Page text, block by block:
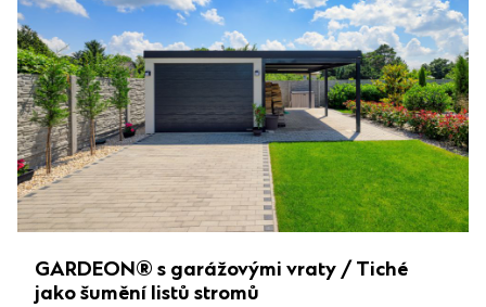
GARDEON® s garážovými vraty / Tiché
jako šumění listů stromů